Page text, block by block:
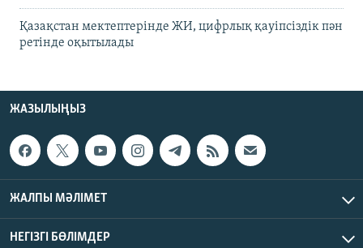
Қазақстан мектептерінде ЖИ, цифрлық қауіпсіздік пән
ретінде оқытылады
ЖАЗЫЛЫҢЫЗ
ЖАЛПЫ МӘЛІМЕТ
НЕГІЗГІ БӨЛІМДЕР